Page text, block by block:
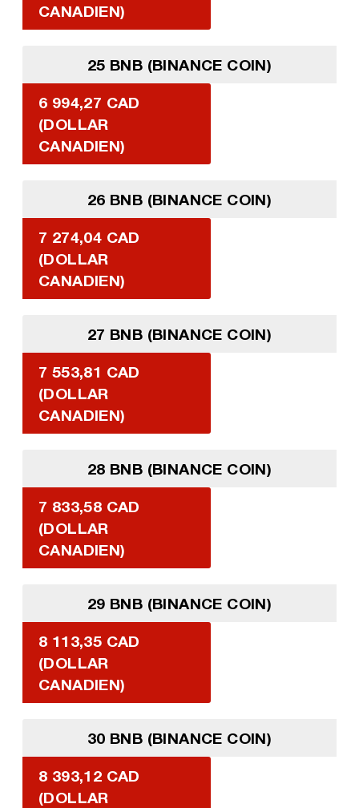
CANADIEN)
25 BNB (BINANCE COIN)
6 994,27 CAD
(DOLLAR
CANADIEN)
26 BNB (BINANCE COIN)
7 274,04 CAD
(DOLLAR
CANADIEN)
27 BNB (BINANCE COIN)
7 553,81 CAD
(DOLLAR
CANADIEN)
28 BNB (BINANCE COIN)
7 833,58 CAD
(DOLLAR
CANADIEN)
29 BNB (BINANCE COIN)
8 113,35 CAD
(DOLLAR
CANADIEN)
30 BNB (BINANCE COIN)
8 393,12 CAD
(DOLLAR